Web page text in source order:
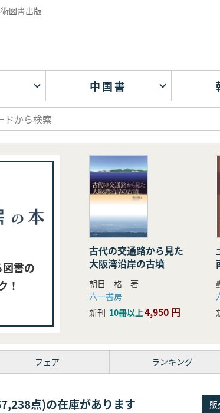
図書出版
中国書
書の
！
古代の交通路から見た
大阪湾沿岸の古墳
朝日 格 著
六一書房
新刊 10冊以上4,950 円
フェア ランキング
点)の在庫があります